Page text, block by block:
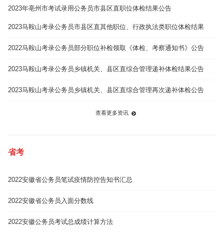
2023年亳州市考试录用公务员市县区直职位体检结果公告
2023马鞍山考录公务员市县区直其他职位、行政执法类职位体检结果
2022马鞍山考录公务员部分职位补检领取《体检、考察通知书》公告
2023马鞍山考录公务员乡镇机关、县区直综合管理递补体检结果公告
2023马鞍山考录公务员乡镇机关、县区直综合管理再次递补体检公告
查看更多资讯
省考
2022安徽省公务员笔试疫情防控告知书汇总
2022安徽省公务员入面分数线
2022安徽公务员考试总成绩计算方法